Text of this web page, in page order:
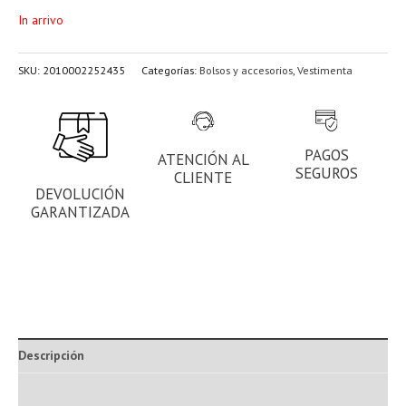
In arrivo
SKU: 2010002252435 Categorías: Bolsos y accesorios,Vestimenta
DEVOLUCIÓN
GARANTIZADA
ATENCIÓN AL
CLIENTE
PAGOS
SEGUROS
Descripción